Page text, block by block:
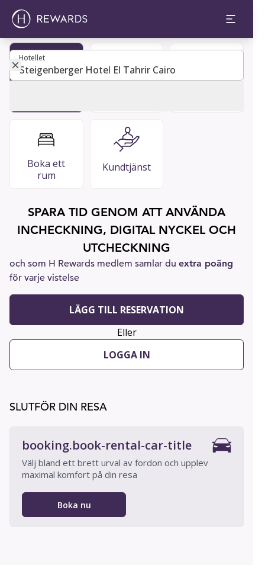
Hotellet
Hotellet
Boka ett
rum
Kundtjänst
SPARA TID GENOM ATT ANVÄNDA
INCHECKNING, DIGITAL NYCKEL OCH
UTCHECKNING
och som H Rewards medlem samlar du extra poäng
för varje vistelse
LÄGG TILL RESERVATION
Eller
LOGGA IN
SLUTFÖR DIN RESA
booking.book-rental-car-title
Välj bland ett brett urval av fordon och upplev
maximal komfort på din resa
Boka nu